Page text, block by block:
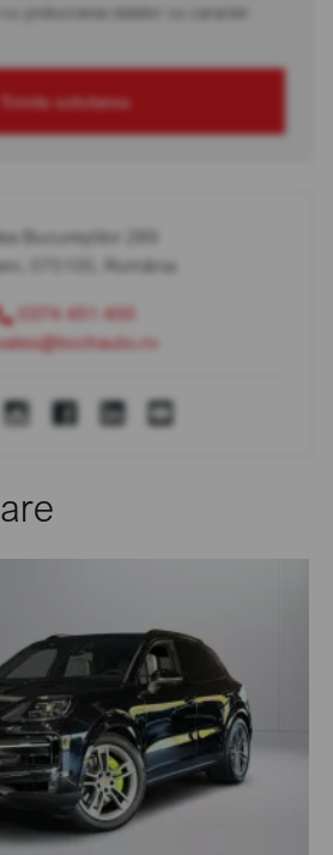
cu prelucrarea datelor cu caracter
Trimite solicitarea
Bucureștilor 289
075100, România
0374 451 400